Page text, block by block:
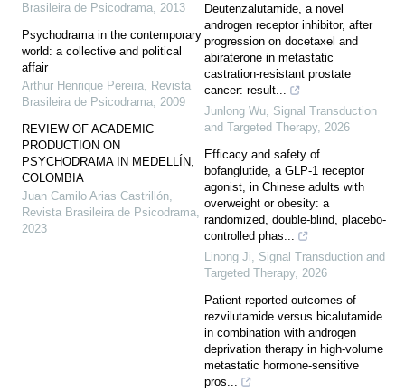
Brasileira de Psicodrama, 2013
Psychodrama in the contemporary
world: a collective and political
affair
Arthur Henrique Pereira, Revista
Brasileira de Psicodrama, 2009
REVIEW OF ACADEMIC
PRODUCTION ON
PSYCHODRAMA IN MEDELLÍN,
COLOMBIA
Juan Camilo Arias Castrillón,
Revista Brasileira de Psicodrama,
2023
Deutenzalutamide, a novel
androgen receptor inhibitor, after
progression on docetaxel and
abiraterone in metastatic
castration-resistant prostate
cancer: result...
Junlong Wu, Signal Transduction
and Targeted Therapy, 2026
Efficacy and safety of
bofanglutide, a GLP-1 receptor
agonist, in Chinese adults with
overweight or obesity: a
randomized, double-blind, placebo-
controlled phas...
Linong Ji, Signal Transduction and
Targeted Therapy, 2026
Patient-reported outcomes of
rezvilutamide versus bicalutamide
in combination with androgen
deprivation therapy in high-volume
metastatic hormone-sensitive
pros...